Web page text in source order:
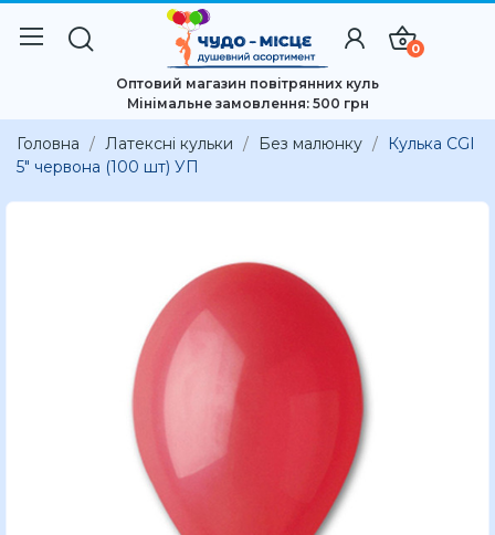
0
Оптовий магазин повітрянних куль
Мінімальне замовлення: 500 грн
Головна Латексні кульки Без малюнку
Кулька CGI
5" червона (100 шт) УП